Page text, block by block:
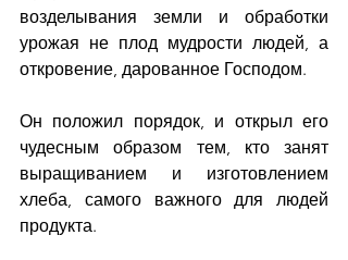
возделывания земли и обработки
урожая не плод мудрости людей, а
откровение, дарованное Господом.
Он положил порядок, и открыл его
чудесным образом тем, кто занят
выращиванием и изготовлением
хлеба, самого важного для людей
продукта.